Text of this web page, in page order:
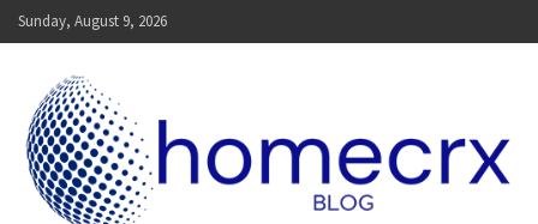
Skip
to
Sunday, August 9, 2026